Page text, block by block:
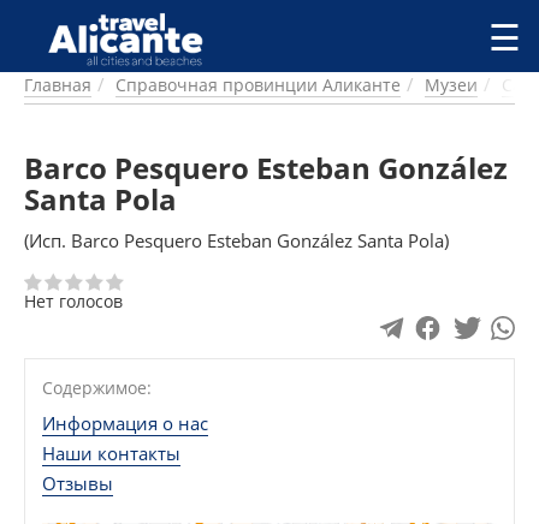
Перейти к основному содержанию
ГОРОДА
ПИТАНИЕ
ПРОЖИВАНИЕ
ДОСТОПРИМЕЧАТЕЛЬНОСТИ
КЕМПИНГ
КОМАРКИ (РАЙОНЫ)
ПРЕДЛОЖЕНИЯ
СТАТЬИ
УСЛУГИ
☰
Главная Справочная провинции Аликанте Музеи
Barco Pesquero Esteban González
Santa Pola
(Исп. Barco Pesquero Esteban González Santa Pola)
Нет голосов
Содержимое:
Информация о нас
Наши контакты
Отзывы